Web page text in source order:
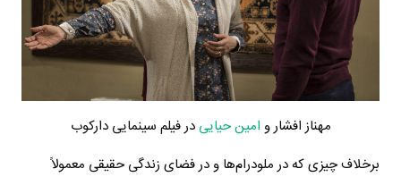
مهناز افشار و امین حیایی در فیلم سینمایی دارکوب
برخلاف چیزی که در ملودرام‌ها و در فضای زندگی حقیقی معمولاً